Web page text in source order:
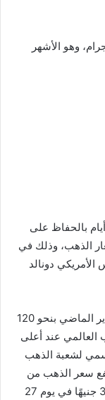
21 نحو 3900 جنيه للجرام، وهو الأشهر
بالحفاظ على
الذهب، وذلك في
تولي الرئيس الأمريكي دونالد
وشهد سعر الذهب ارتفاعًا ملحوظًا في شهر يناير الماضي بنحو 120
العالمي عند أعلى
لشعبة الذهب
سعر الذهب من
3733 جنيهًا لعيار 21 في بداية الشهر إلى 3860 جنيهًا في يوم 27